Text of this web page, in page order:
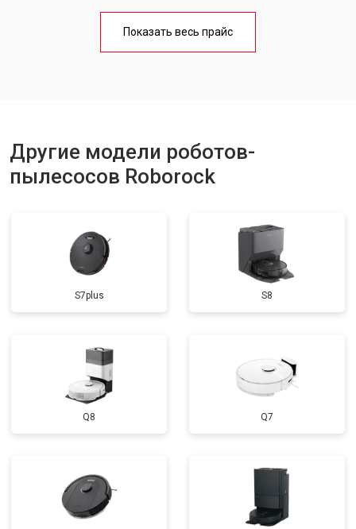
Показать весь прайс
Другие модели роботов-
пылесосов Roborock
S7plus S8
Q8 Q7